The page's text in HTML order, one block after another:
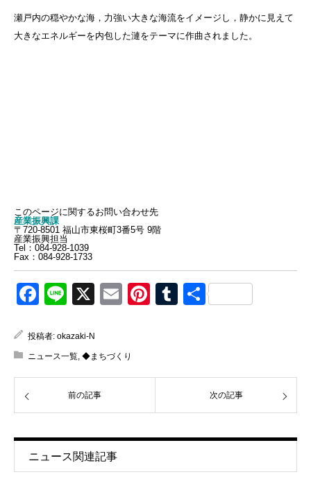
瀬戸内の穏やかな海，力強い大きな海流をイメージし，静かに見えて
大きなエネルギーを内包した漣をテーマに作曲されました。
このページに関するお問い合わせ先
産業振興課
〒720-8501 福山市東桜町3番5号 9階
産業振興担当
Tel：084-928-1039
Fax：084-928-1733
Facebook
Line
X EmailPinterest
Tumblr
共
投稿者: okazaki-N
ニュース一覧, ◆まちづくり
前の記事 次の記事
ニュース関連記事